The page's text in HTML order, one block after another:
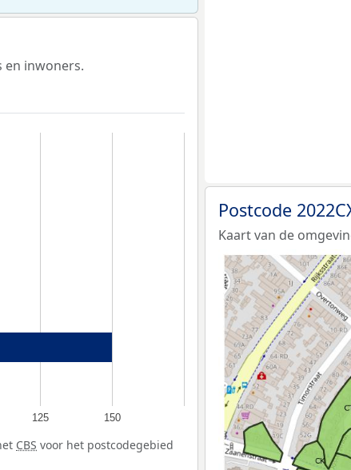
en inwoners.
125 150
CBS voor het postcodegebied
Postcode
Kaart van de